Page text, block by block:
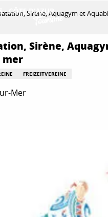
Sirène, Aquagym et
Sirène,
mer
FREIZEITVEREINE
Mer
favoris